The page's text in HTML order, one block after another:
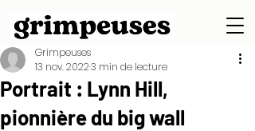
Portrait : Lynn Hill,
pionnière du big wall
Grimpeuses
13 nov. 20223 min de lecture